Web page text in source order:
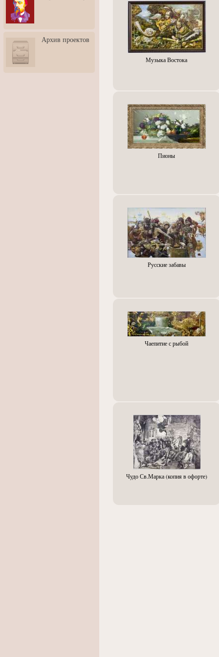
3: Обусловленности
человека и их влияние на
карьеру
скульптором Дмитрием
Тугариновым
АртБульвар в День города
Архив проектов
Музыка Востока
Пионы
Русские забавы
Чаепитие с рыбой
Чудо Св.Марка (копия в офорте)